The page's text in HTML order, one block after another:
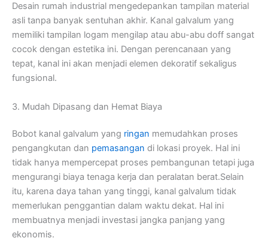
Desain rumah industrial mengedepankan tampilan material
asli tanpa banyak sentuhan akhir. Kanal galvalum yang
memiliki tampilan logam mengilap atau abu-abu doff sangat
cocok dengan estetika ini. Dengan perencanaan yang
tepat, kanal ini akan menjadi elemen dekoratif sekaligus
fungsional.
3. Mudah Dipasang dan Hemat Biaya
Bobot kanal galvalum yang ringan memudahkan proses
pengangkutan dan pemasangan di lokasi proyek. Hal ini
tidak hanya mempercepat proses pembangunan tetapi juga
mengurangi biaya tenaga kerja dan peralatan berat.Selain
itu, karena daya tahan yang tinggi, kanal galvalum tidak
memerlukan penggantian dalam waktu dekat. Hal ini
membuatnya menjadi investasi jangka panjang yang
ekonomis.